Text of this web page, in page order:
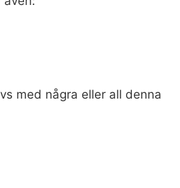
med några eller all denna